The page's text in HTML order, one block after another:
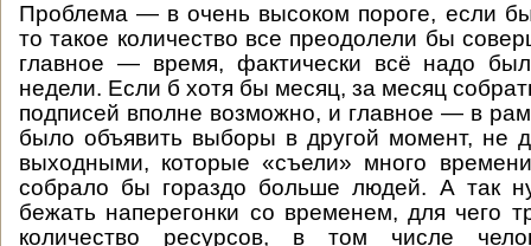
Проблема — в очень высоком пороге, если
то такое количество все преодолели бы
главное — время, фактически всё надо
недели. Если б хотя бы месяц, за месяц
подписей вполне возможно, и главное — в
было объявить выборы в другой момент, не
выходными, которые «съели» много
собрало бы гораздо больше людей. А так
бежать наперегонки со временем, для чего
количество ресурсов, в том числе